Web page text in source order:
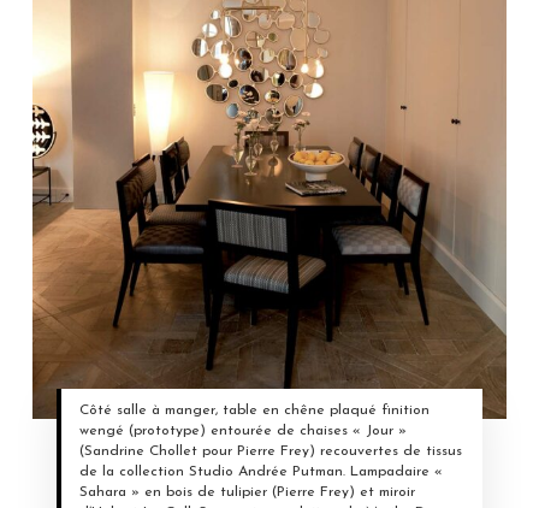
Côté salle à manger, table en chêne plaqué finition
wengé (prototype) entourée de chaises « Jour »
(Sandrine Chollet pour Pierre Frey) recouvertes de tissus
de la collection Studio Andrée Putman. Lampadaire «
Sahara » en bois de tulipier (Pierre Frey) et miroir